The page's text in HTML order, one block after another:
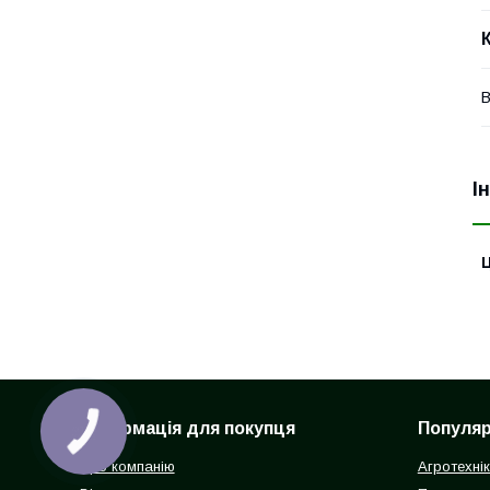
Інформація для покупця
Про компанію